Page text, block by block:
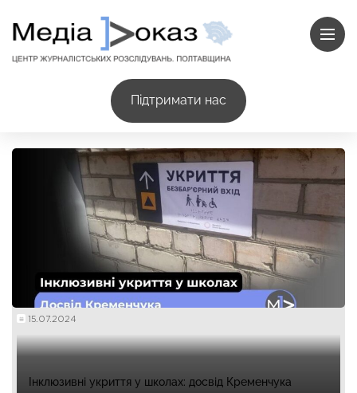
Підтримати нас
15.07.2024
Інклюзивні укриття у школах: досвід Кременчука